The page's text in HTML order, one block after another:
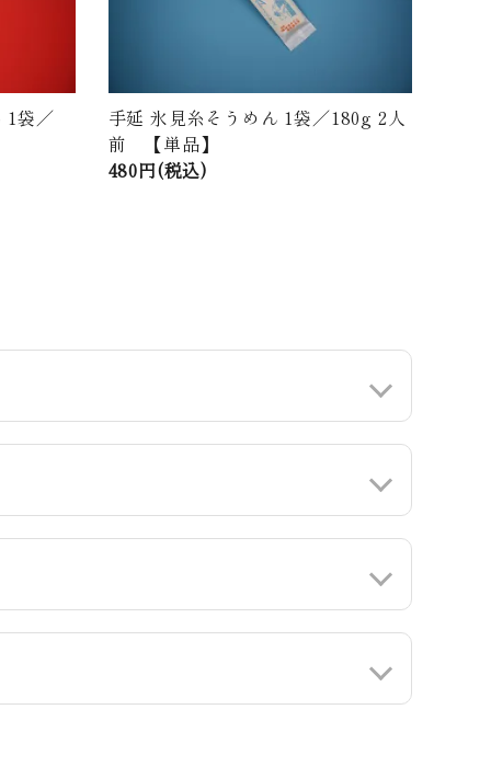
1袋／
手延 氷見糸そうめん 1袋／180g 2人
前 【単品】
480円(税込)